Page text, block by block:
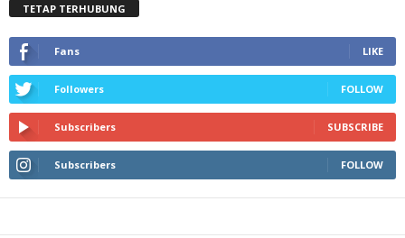
TETAP TERHUBUNG
Fans LIKE
Followers FOLLOW
Subscribers SUBSCRIBE
Subscribers FOLLOW